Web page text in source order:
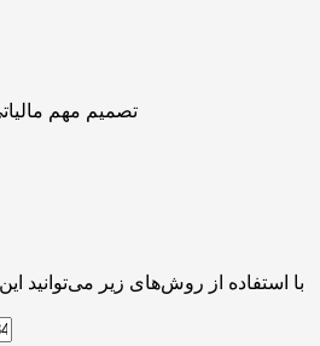
3 تصمیم مهم
با استفاده از روش‌های زیر می‌توانید